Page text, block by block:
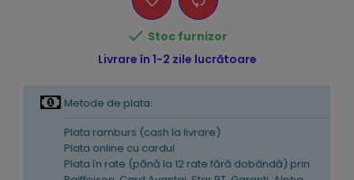
 Stoc furnizor
Livrare în 1-2 zile lucrătoare
Metode de plata:
Plata ramburs (cash la livrare)
Plata online cu cardul
Plata în rate (pănă la 12 rate fără dobândă) prin